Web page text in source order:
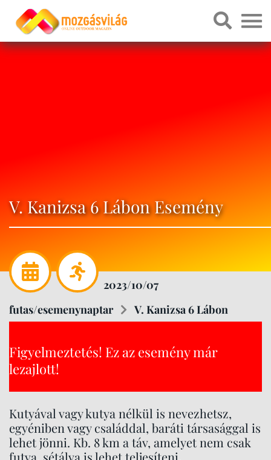
V. Kanizsa 6 Lábon Esemény
2023/10/07
futas/esemenynaptar
V. Kanizsa 6 Lábon
Figyelmeztetés! Ez az esemény már
lezajlott!
Kutyával vagy kutya nélkül is nevezhetsz,
egyéniben vagy családdal, baráti társasággal is
lehet jönni. Kb. 8 km a táv, amelyet nem csak